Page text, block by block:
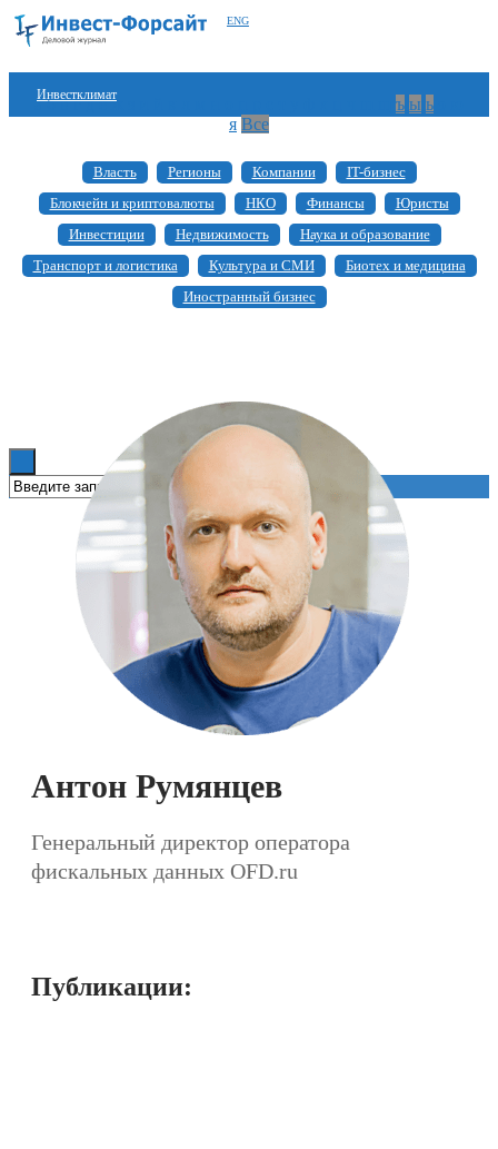
ENG
Инвестклимат
Инвестиции
Блокчейн
Стартапы
а б в г д е ж ъ ы ь
я Все
Власть Регионы Компании
IT-бизнес
Блокчейн и криптовалюты
НКО Финансы
Юристы
Инвестиции
Недвижимость
Наука и образование
Транспорт и логистика
Культура и СМИ
Биотех и медицина
Иностранный бизнес
Антон Румянцев
Генеральный директор оператора
фискальных данных OFD.ru
Публикации: